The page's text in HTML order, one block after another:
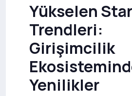
Yükselen
Trendleri:
Girişimcilik
Yenilikler